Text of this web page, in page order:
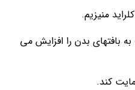
بافتهای بدن را افزایش می